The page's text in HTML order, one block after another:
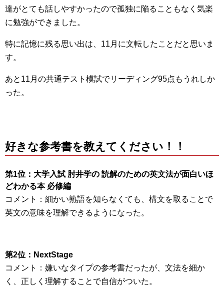
達がとても話しやすかったので孤独に陥ることもなく気楽
に勉強ができました。
特に記憶に残る思い出は、11月に文転したことだと思いま
す。
あと11月の共通テスト模試でリーディング95点もうれしか
った。
好きな参考書を教えてください！！
第1位：大学入試 肘井学の 読解のための英文法が面白いほ
どわかる本 必修編
コメント：細かい熟語を知らなくても、構文を取ることで
英文の意味を理解できるようになった。
第2位：NextStage
コメント：嫌いなタイプの参考書だったが、文法を細か
く、正しく理解することで自信がついた。